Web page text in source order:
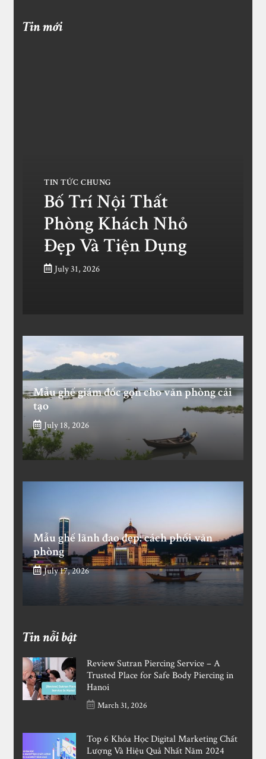
Tin mới
TIN TỨC CHUNG
Bố Trí Nội Thất
Phòng Khách Nhỏ
Đẹp Và Tiện Dụng
July 31, 2026
Mẫu ghế giám đốc gọn cho văn phòng cải
tạo
July 18, 2026
Mẫu ghế lãnh đạo đẹp: cách phối văn
phòng
July 17, 2026
Tin nỗi bật
Review Sutran Piercing Service – A
Trusted Place for Safe Body Piercing in
Hanoi
March 31, 2026
Top 6 Khóa Học Digital Marketing Chất
Lượng Và Hiệu Quả Nhất Năm 2024